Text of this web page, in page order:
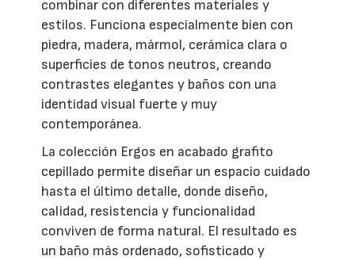
combinar con diferentes materiales y
estilos. Funciona especialmente bien con
piedra, madera, mármol, cerámica clara o
superficies de tonos neutros, creando
contrastes elegantes y baños con una
identidad visual fuerte y muy
contemporánea.
La colección Ergos en acabado grafito
cepillado permite diseñar un espacio cuidado
hasta el último detalle, donde diseño,
calidad, resistencia y funcionalidad
conviven de forma natural. El resultado es
un baño más ordenado, sofisticado y